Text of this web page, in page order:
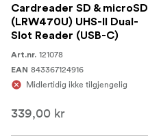
Cardreader SD & microSD
(LRW470U) UHS-II Dual-
Slot Reader (USB-C)
Art.nr. 121078
EAN 843367124916
Midlertidig ikke tilgjengelig
339,00 kr